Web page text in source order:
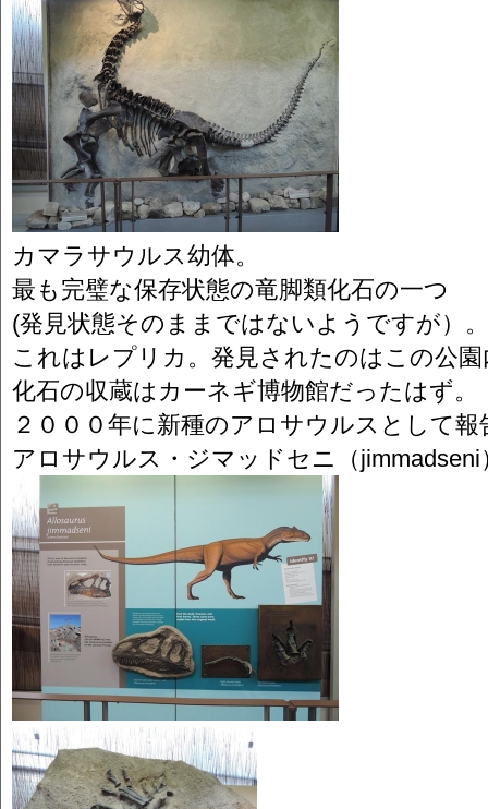
カマラサウルス幼体。
最も完璧な保存状態の竜脚類化石の一つ
(発見状態そのままではないようですが）。
これはレプリカ。発見されたのはこの公
化石の収蔵はカーネギ博物館だったはず。
２０００年に新種のアロサウルスとして報
アロサウルス・ジマッドセニ（jimmadseni